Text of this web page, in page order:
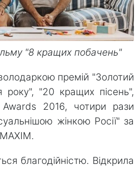
"8 кращих побачень"
премій "Золотий
року", "20 кращих пісень",
2016, чотири рази
жінкою Росії" за
благодійністю. Відкрила